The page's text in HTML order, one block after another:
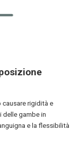
causare rigidità e
delle gambe in
e la flessibilità